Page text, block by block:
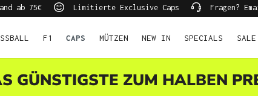
ab 75€ Limitierte Exclusive Caps Fragen?
F1 CAPS MÜTZEN NEW IN SPECIALS SALE
GÜNSTIGSTE ZUM HALBEN